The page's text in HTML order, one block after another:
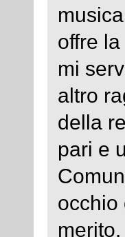
offre
mi
altro
della
pari e
occhio